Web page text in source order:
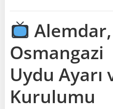
Alemdar,
Osmangazi
Uydu Ayarı
Kurulumu